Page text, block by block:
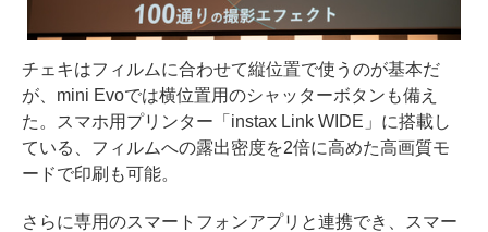
チェキはフィルムに合わせて縦位置で使うのが基本だ
が、mini Evoでは横位置用のシャッターボタンも備え
た。スマホ用プリンター「instax Link WIDE」に搭載し
ている、フィルムへの露出密度を2倍に高めた高画質モ
ードで印刷も可能。
さらに専用のスマートフォンアプリと連携でき、スマー